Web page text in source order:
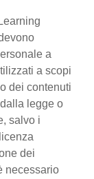
a
a scopi
dei contenuti
legge o
salvo i
dei
necessario